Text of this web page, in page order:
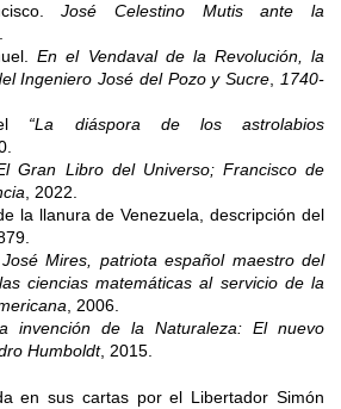
José Celestino Mutis ante la
En el Vendaval de la Revolución, la
Ingeniero José del Pozo y Sucre,1740-
“La diáspora de los astrolabios
Gran Libro del Universo; Francisco de
, 2022.
la llanura de Venezuela, descripción del
José Mires, patriota español maestro del
ciencias matemáticas al servicio de la
, 2006.
invención de la Naturaleza: El nuevo
Humboldt, 2015.
sus cartas por el Libertador Simón